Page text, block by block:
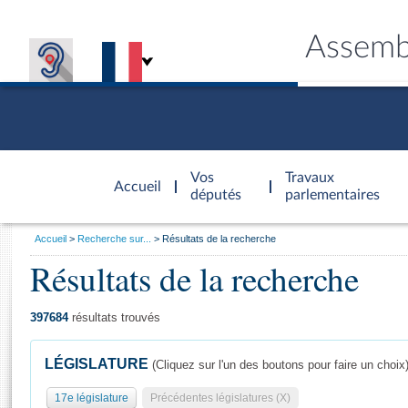
Accueil
d'accueil
Vos
députés
Travaux
parlementaires
Général
Vous
Accueil Recherche sur... Résultats de la recherche
Résultats de la recherche
397684résultats trouvés
LÉGISLATURE (Cliquez sur l'un des boutons pour faire un choix)
17e législature Précédentes législatures (X)